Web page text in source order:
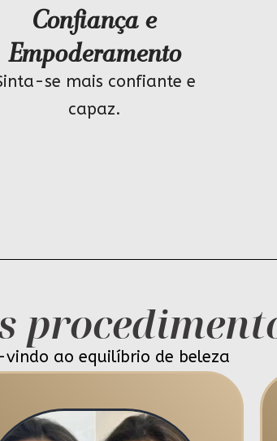
Confiança e
Empoderamento
se mais confiante e
capaz.
vindo ao equilíbrio de beleza